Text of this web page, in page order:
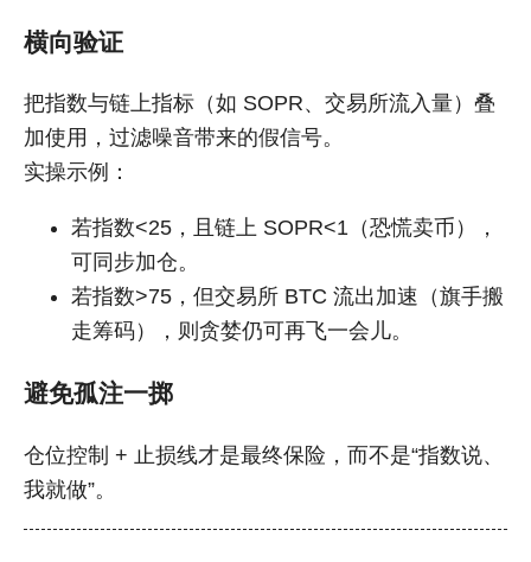
横向验证
把指数与链上指标（如 SOPR、交易所流入量）叠
加使用，过滤噪音带来的假信号。
实操示例：
若指数<25，且链上 SOPR<1（恐慌卖币），
可同步加仓。
若指数>75，但交易所 BTC 流出加速（旗手搬
走筹码），则贪婪仍可再飞一会儿。
避免孤注一掷
仓位控制 + 止损线才是最终保险，而不是“指数说、
我就做”。